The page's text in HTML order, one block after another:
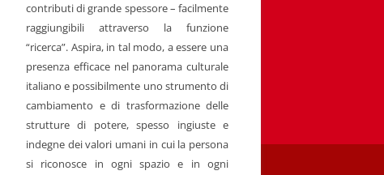
contributi di grande spessore – facilmente
raggiungibili attraverso la funzione
“ricerca”. Aspira, in tal modo, a essere una
presenza efficace nel panorama culturale
italiano e possibilmente uno strumento di
cambiamento e di trasformazione delle
strutture di potere, spesso ingiuste e
indegne dei valori umani in cui la persona
si riconosce in ogni spazio e in ogni